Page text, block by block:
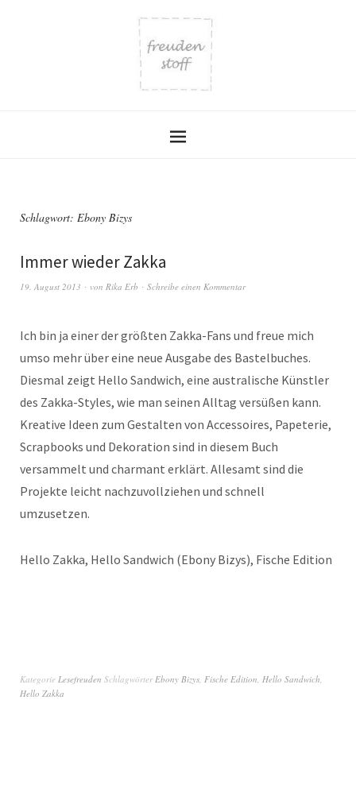
Schlagwort: Ebony Bizys
Immer wieder Zakka
19. August 2013 von Rika Erb Schreibe einen Kommentar
Ich bin ja einer der größten Zakka-Fans und freue mich
umso mehr über eine neue Ausgabe des Bastelbuches.
Diesmal zeigt Hello Sandwich, eine australische Künstler
des Zakka-Styles, wie man seinen Alltag versüßen kann.
Kreative Ideen zum Gestalten von Accessoires, Papeterie,
Scrapbooks und Dekoration sind in diesem Buch
versammelt und charmant erklärt. Allesamt sind die
Projekte leicht nachzuvollziehen und schnell
umzusetzen.
Hello Zakka, Hello Sandwich (Ebony Bizys), Fische Edition
Kategorie Lesefreuden Schlagwörter Ebony Bizys Fische Edition Hello Sandwich
Hello Zakka